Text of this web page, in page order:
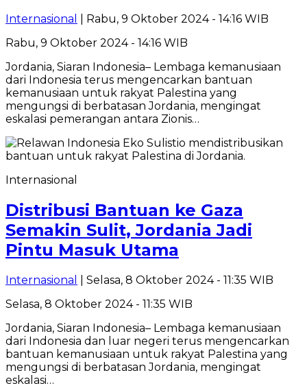
Internasional
| Rabu, 9 Oktober 2024 - 14:16 WIB
Rabu, 9 Oktober 2024 - 14:16 WIB
Jordania, Siaran Indonesia– Lembaga kemanusiaan
dari Indonesia terus mengencarkan bantuan
kemanusiaan untuk rakyat Palestina yang
mengungsi di berbatasan Jordania, mengingat
eskalasi pemerangan antara Zionis…
Internasional
Distribusi Bantuan ke Gaza
Semakin Sulit, Jordania Jadi
Pintu Masuk Utama
Internasional
| Selasa, 8 Oktober 2024 - 11:35 WIB
Selasa, 8 Oktober 2024 - 11:35 WIB
Jordania, Siaran Indonesia– Lembaga kemanusiaan
dari Indonesia dan luar negeri terus mengencarkan
bantuan kemanusiaan untuk rakyat Palestina yang
mengungsi di berbatasan Jordania, mengingat
eskalasi…